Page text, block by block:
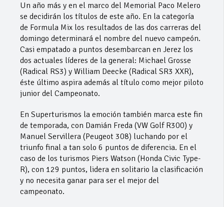
Un año más y en el marco del Memorial Paco Melero
se decidirán los títulos de este año. En la categoría
de Formula Mix los resultados de las dos carreras del
domingo determinará el nombre del nuevo campeón.
Casi empatado a puntos desembarcan en Jerez los
dos actuales líderes de la general: Michael Grosse
(Radical RS3) y William Deecke (Radical SR3 XXR),
éste último aspira además al título como mejor piloto
junior del Campeonato.
En Superturismos la emoción también marca este fin
de temporada, con Damián Freda (VW Golf R300) y
Manuel Servillera (Peugeot 308) luchando por el
triunfo final a tan solo 6 puntos de diferencia. En el
caso de los turismos Piers Watson (Honda Civic Type-
R), con 129 puntos, lidera en solitario la clasificación
y no necesita ganar para ser el mejor del
campeonato.